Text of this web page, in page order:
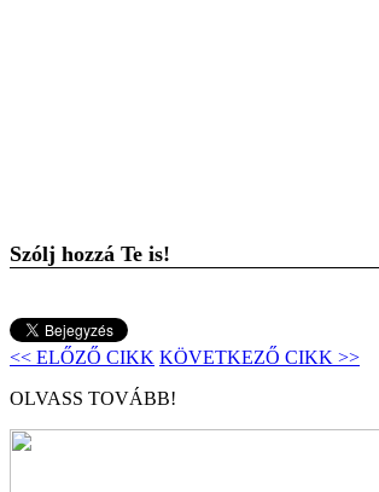
Szólj hozzá Te is!
<< ELŐZŐ CIKK KÖVETKEZŐ CIKK >>
OLVASS TOVÁBB!